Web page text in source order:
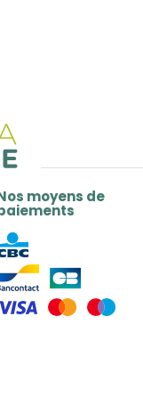
moyens de